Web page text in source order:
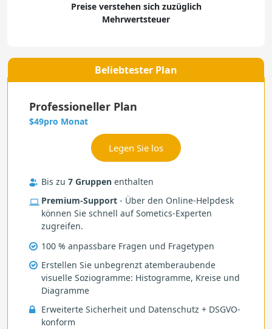
Preise verstehen sich zuzüglich
Mehrwertsteuer
Beliebtester Plan
Professioneller Plan
$49pro Monat
Bis zu 7 Gruppen enthalten
Premium-Support - Über den Online-Helpdesk
können Sie schnell auf Sometics-Experten
zugreifen.
100 % anpassbare Fragen und Fragetypen
Erstellen Sie unbegrenzt atemberaubende
visuelle Soziogramme: Histogramme, Kreise und
Diagramme
Erweiterte Sicherheit und Datenschutz + DSGVO-
konform